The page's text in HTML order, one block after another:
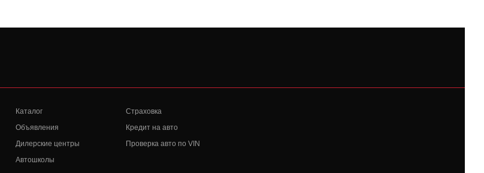
Каталог
Объявления
Дилерские центры
Автошколы
Страховка
Кредит на авто
Проверка авто по VIN